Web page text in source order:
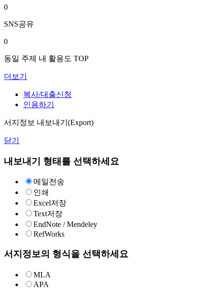
0
SNS공유
0
동일 주제 내 활용도 TOP
더보기
복사/대출신청
인용하기
서지정보 내보내기(Export)
닫기
내보내기 형태를 선택하세요
메일전송
인쇄
Excel저장
Text저장
EndNote / Mendeley
RefWorks
서지정보의 형식을 선택하세요
MLA
APA